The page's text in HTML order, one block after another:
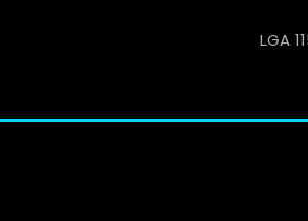
LGA